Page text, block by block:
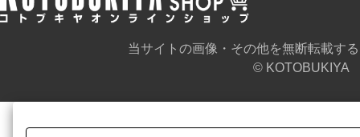
当サイトの画像・その他を無断転載す
© KOTOBUKIYA